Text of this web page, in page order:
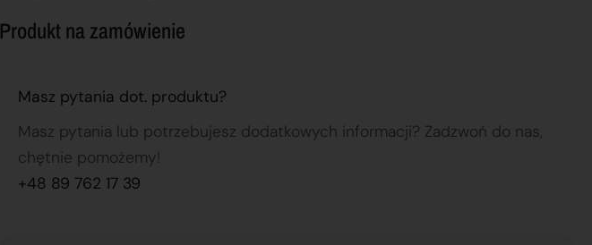
Produkt na zamówienie
Masz pytania dot. produktu?
Masz pytania lub potrzebujesz dodatkowych informacji? Zadzwoń do nas,
chętnie pomożemy!
+48 89 762 17 39